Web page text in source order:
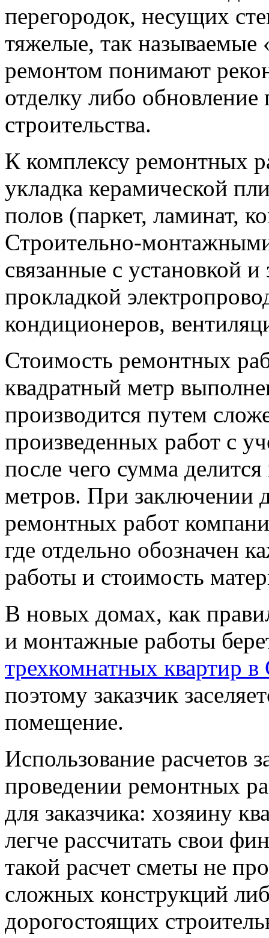
перегородок, несущих
тяжелые, так
ремонтом понимают
отделку либо
строительства.
К комплексу ремонтных
укладка керамической
полов (паркет, ламинат,
Строительно-
связанные с установкой
прокладкой
кондиционеров,
Стоимость ремонтных
квадратный метр
производится путем
произведенных работ с
после чего сумма
метров. При заключении
ремонтных работ
где отдельно обозначен
работы и стоимость
В новых домах, как
и монтажные работы
трехкомнатных квартир
поэтому заказчик
помещение.
Использование расчетов
проведении ремонтных
для заказчика: хозяину
легче рассчитать свои
такой расчет сметы не
сложных конструкций
дорогостоящих